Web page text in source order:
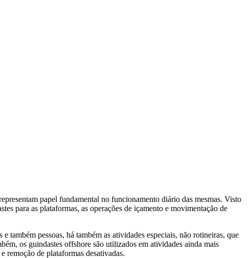
papel fundamental no funcionamento diário das mesmas. Visto
para as plataformas, as operações de içamento e movimentação de
também pessoas, há também as atividades especiais, não rotineiras, que
os guindastes offshore são utilizados em atividades ainda mais
remoção de plataformas desativadas.